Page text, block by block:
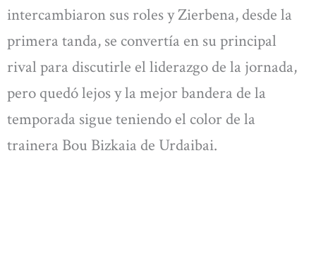
intercambiaron sus roles y Zierbena, desde la
primera tanda, se convertía en su principal
rival para discutirle el liderazgo de la jornada,
pero quedó lejos y la mejor bandera de la
temporada sigue teniendo el color de la
trainera Bou Bizkaia de Urdaibai.